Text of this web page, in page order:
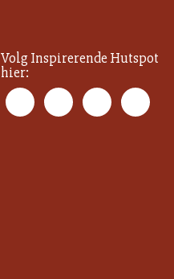
Volg Inspirerende Hutspot
hier: